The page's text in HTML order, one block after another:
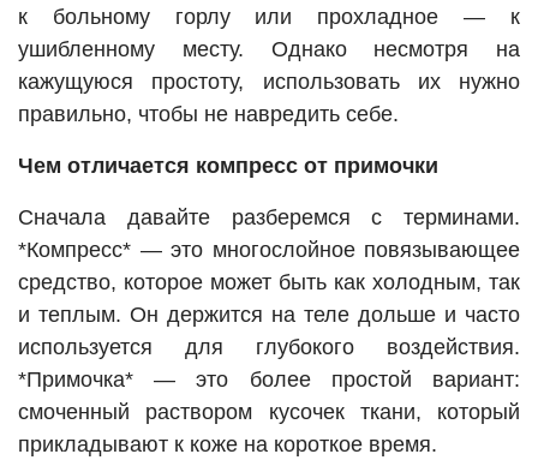
к больному горлу или прохладное — к
ушибленному месту. Однако несмотря на
кажущуюся простоту, использовать их нужно
правильно, чтобы не навредить себе.
Чем отличается компресс от примочки
Сначала давайте разберемся с терминами.
*Компресс* — это многослойное повязывающее
средство, которое может быть как холодным, так
и теплым. Он держится на теле дольше и часто
используется для глубокого воздействия.
*Примочка* — это более простой вариант:
смоченный раствором кусочек ткани, который
прикладывают к коже на короткое время.